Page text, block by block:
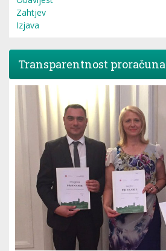
Zahtjev
Izjava
Transparentnost proračuna